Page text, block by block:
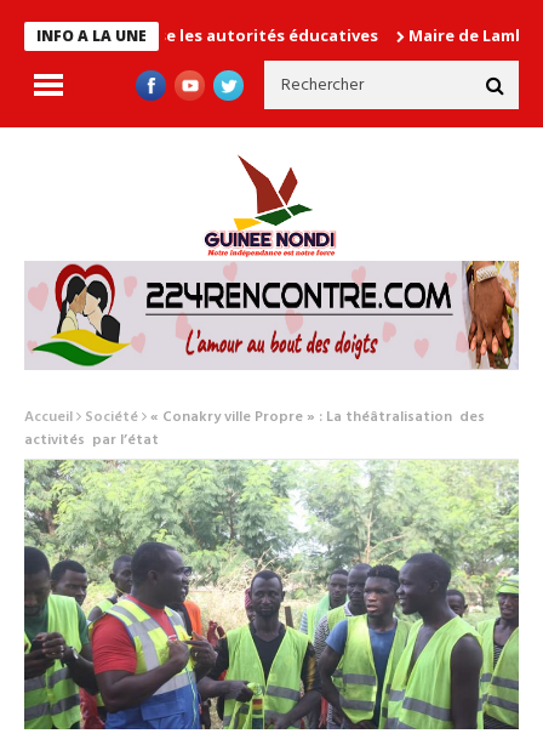
INFO A LA UNE
en cause les autorités éducatives Maire de Lambanyi : Baba
Accueil Société « Conakry ville Propre » : La théâtralisation des
activités par l’état